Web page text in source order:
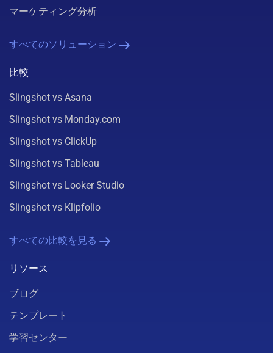
マーケティング分析
すべてのソリューション
比較
Slingshot vs Asana
Slingshot vs Monday.com
Slingshot vs ClickUp
Slingshot vs Tableau
Slingshot vs Looker Studio
Slingshot vs Klipfolio
すべての比較を見る
リソース
ブログ
テンプレート
学習センター